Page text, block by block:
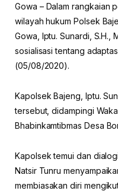
Gowa – Dalam rangkaian
wilayah hukum Polsek
Gowa, Iptu. Sunardi, S.H.,
sosialisasi tentang
(05/08/2020).
Kapolsek Bajeng, Iptu.
tersebut, didampingi
Bhabinkamtibmas Desa
Kapolsek temui dan
Natsir Tunru
membiasakan diri